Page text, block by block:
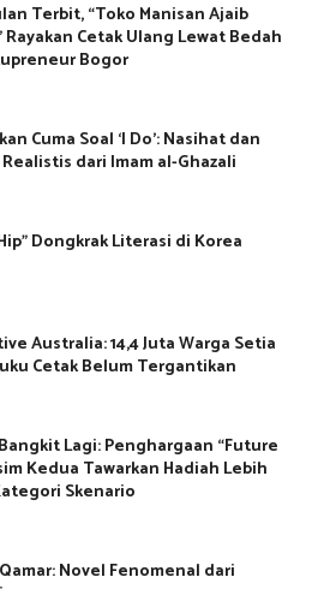
Terbit, “Toko Manisan Ajaib
Rayakan Cetak Ulang Lewat Bedah
Bogor
Cuma Soal ‘I Do’: Nasihat dan
dari Imam al-Ghazali
Dongkrak Literasi di Korea
Australia: 14,4 Juta Warga Setia
Cetak Belum Tergantikan
Lagi: Penghargaan “Future
Kedua Tawarkan Hadiah Lebih
Skenario
Novel Fenomenal dari